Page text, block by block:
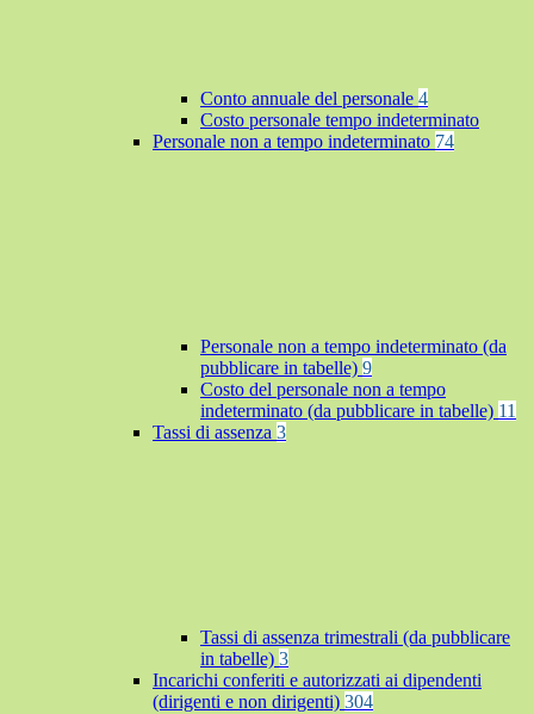
Conto annuale del personale 4
Costo personale tempo indeterminato
Personale non a tempo indeterminato 74
Personale non a tempo indeterminato (da
pubblicare in tabelle) 9
Costo del personale non a tempo
indeterminato (da pubblicare in tabelle) 11
Tassi di assenza 3
Tassi di assenza trimestrali (da pubblicare
in tabelle) 3
Incarichi conferiti e autorizzati ai dipendenti
(dirigenti e non dirigenti) 304